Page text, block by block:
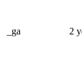
_ga 2